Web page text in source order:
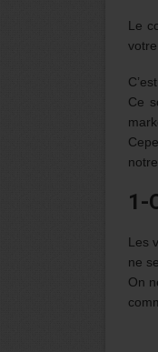
Le
Ce
1-
Les
ne
On